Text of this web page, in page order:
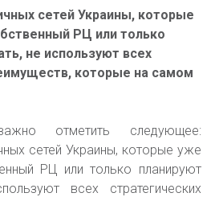
сетей Украины, которые
РЦ или только
не используют всех
которые на самом
отметить следующее:
сетей Украины, которые уже
РЦ или только планируют
всех стратегических